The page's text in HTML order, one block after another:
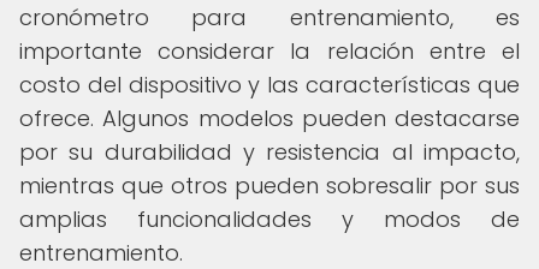
cronómetro para entrenamiento, es
importante considerar la relación entre el
costo del dispositivo y las características que
ofrece. Algunos modelos pueden destacarse
por su durabilidad y resistencia al impacto,
mientras que otros pueden sobresalir por sus
amplias funcionalidades y modos de
entrenamiento.